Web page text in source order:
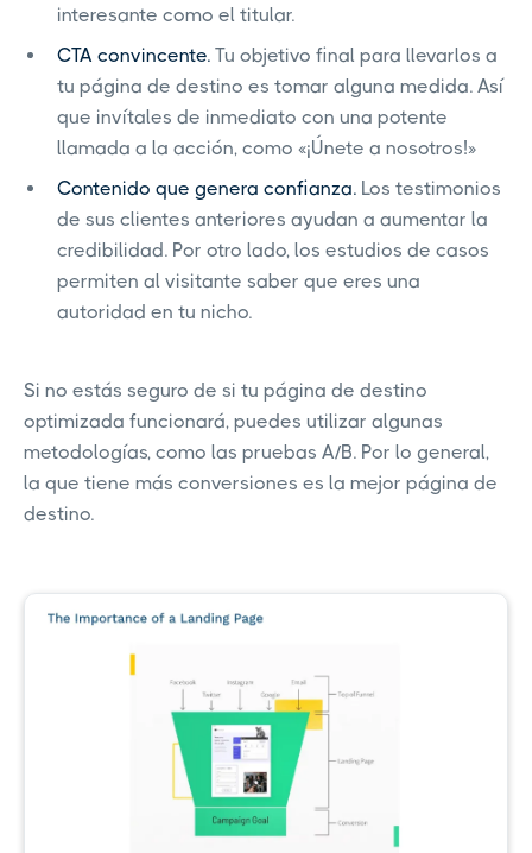
interesante como el titular.
CTA convincente. Tu objetivo final para llevarlos a
tu página de destino es tomar alguna medida. Así
que invítales de inmediato con una potente
llamada a la acción, como «¡Únete a nosotros!»
Contenido que genera confianza. Los testimonios
de sus clientes anteriores ayudan a aumentar la
credibilidad. Por otro lado, los estudios de casos
permiten al visitante saber que eres una
autoridad en tu nicho.
Si no estás seguro de si tu página de destino
optimizada funcionará, puedes utilizar algunas
metodologías, como las pruebas A/B. Por lo general,
la que tiene más conversiones es la mejor página de
destino.